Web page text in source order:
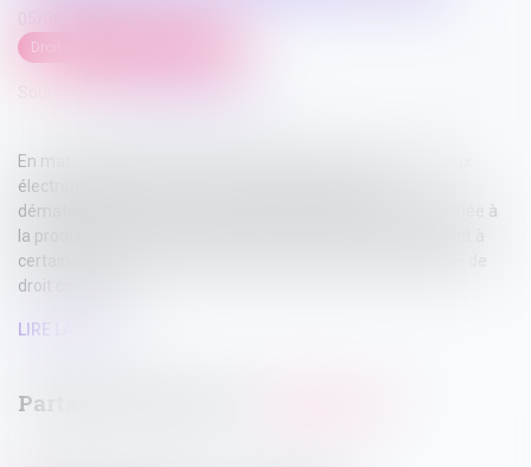
Droit pénal
En matière d’amende forfaitaire routière, les procès-verbaux
électroniques obéissent à un régime spécifique de
dématérialisation. Leur valeur probante n’est pas subordonnée à
la production d’une attestation de conformité, contrairement à
certaines pièces relevant de la procédure pénale numérique de
droit commun...
LIRE LA SUITE